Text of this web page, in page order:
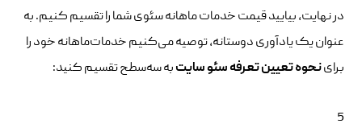
در نهایت، بیایید قیمت خدمات ماهانه سئوی شما را تقسیم کنیم. به
عنوان یک یادآوری دوستانه، توصیه می‌کنیم خدمات‌ماهانه خود را
براینحوهتعیین تعرفه سئو سایتبه سه‌سطح تقسیم کنید:
5